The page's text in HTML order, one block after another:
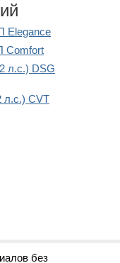
Elegance
Comfort
л.с.) DSG
л.с.) CVT
без